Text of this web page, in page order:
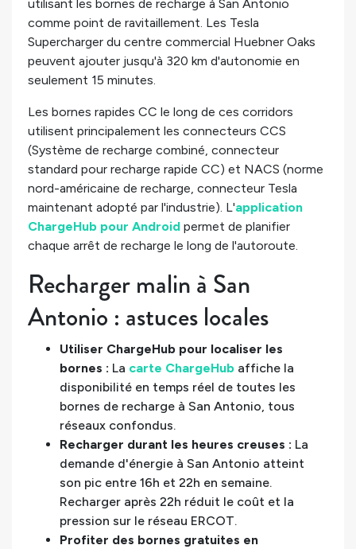
utilisant les bornes de recharge à San Antonio
comme point de ravitaillement. Les Tesla
Supercharger du centre commercial Huebner Oaks
peuvent ajouter jusqu'à 320 km d'autonomie en
seulement 15 minutes.
Les bornes rapides CC le long de ces corridors
utilisent principalement les connecteurs CCS
(Système de recharge combiné, connecteur
standard pour recharge rapide CC) et NACS (norme
nord-américaine de recharge, connecteur Tesla
maintenant adopté par l'industrie). L'application
ChargeHub pour Android permet de planifier
chaque arrêt de recharge le long de l'autoroute.
Recharger malin à San
Antonio : astuces locales
Utiliser ChargeHub pour localiser les
bornes : La carte ChargeHub affiche la
disponibilité en temps réel de toutes les
bornes de recharge à San Antonio, tous
réseaux confondus.
Recharger durant les heures creuses : La
demande d'énergie à San Antonio atteint
son pic entre 16h et 22h en semaine.
Recharger après 22h réduit le coût et la
pression sur le réseau ERCOT.
Profiter des bornes gratuites en